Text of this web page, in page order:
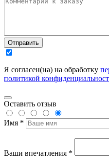
Отправить
Я согласен(на) на обработку
политикой
Оставить отзыв
Имя *
Ваши впечатления *